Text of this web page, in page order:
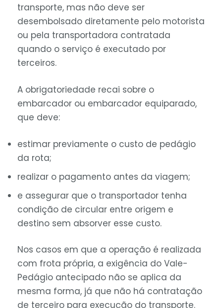
transporte, mas não deve ser
desembolsado diretamente pelo motorista
ou pela transportadora contratada
quando o serviço é executado por
terceiros.
A obrigatoriedade recai sobre o
embarcador ou embarcador equiparado,
que deve:
estimar previamente o custo de pedágio
da rota;
realizar o pagamento antes da viagem;
e assegurar que o transportador tenha
condição de circular entre origem e
destino sem absorver esse custo.
Nos casos em que a operação é realizada
com frota própria, a exigência do Vale-
Pedágio antecipado não se aplica da
mesma forma, já que não há contratação
de terceiro para execução do transporte.